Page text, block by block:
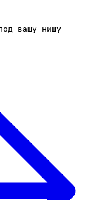
вашу нишу